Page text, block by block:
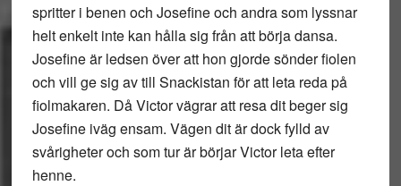
spritter i benen och Josefine och andra som lyssnar
helt enkelt inte kan hålla sig från att börja dansa.
Josefine är ledsen över att hon gjorde sönder fiolen
och vill ge sig av till Snackistan för att leta reda på
fiolmakaren. Då Victor vägrar att resa dit beger sig
Josefine iväg ensam. Vägen dit är dock fylld av
svårigheter och som tur är börjar Victor leta efter
henne.